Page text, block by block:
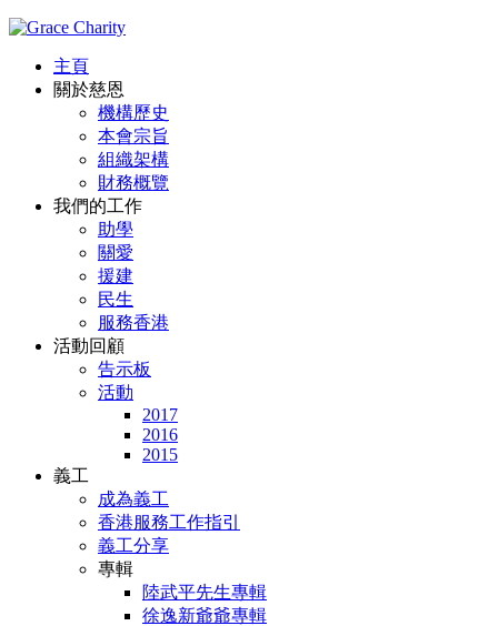
主頁
關於慈恩
機構歷史
本會宗旨
組織架構
財務概覽
我們的工作
助學
關愛
援建
民生
服務香港
活動回顧
告示板
活動
2017
2016
2015
義工
成為義工
香港服務工作指引
義工分享
專輯
陸武平先生專輯
徐逸新爺爺專輯